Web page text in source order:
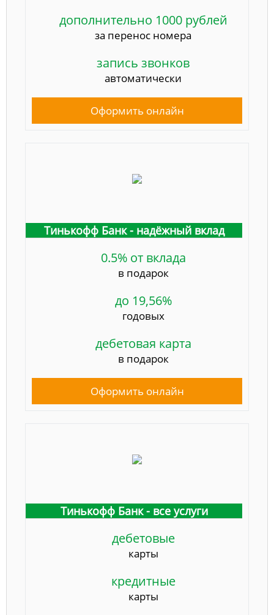
дополнительно 1000 рублей
за перенос номера
запись звонков
автоматически
Оформить онлайн
Тинькофф Банк - надёжный вклад
0.5% от вклада
в подарок
до 19,56%
годовых
дебетовая карта
в подарок
Оформить онлайн
Тинькофф Банк - все услуги
дебетовые
карты
кредитные
карты